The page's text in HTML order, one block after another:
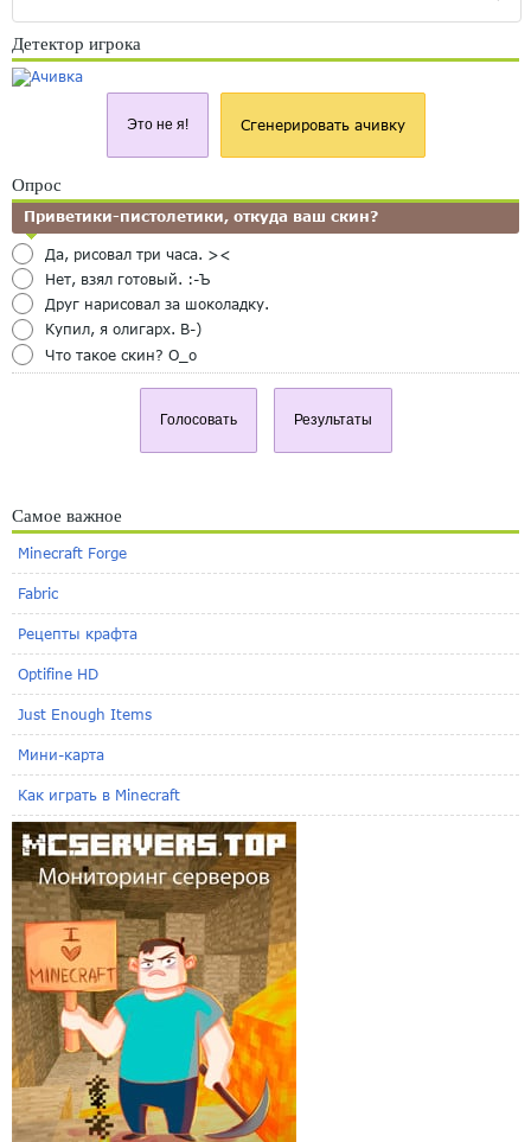
Детектор игрока
Это не я! Сгенерировать ачивку
Опрос
Приветики-пистолетики, откуда ваш скин?
Да, рисовал три часа. ><
Нет, взял готовый. :-Ъ
Друг нарисовал за шоколадку.
Купил, я олигарх. B-)
Что такое скин? O_o
Голосовать Результаты
Самое важное
Minecraft Forge
Fabric
Рецепты крафта
Optifine HD
Just Enough Items
Мини-карта
Как играть в Minecraft